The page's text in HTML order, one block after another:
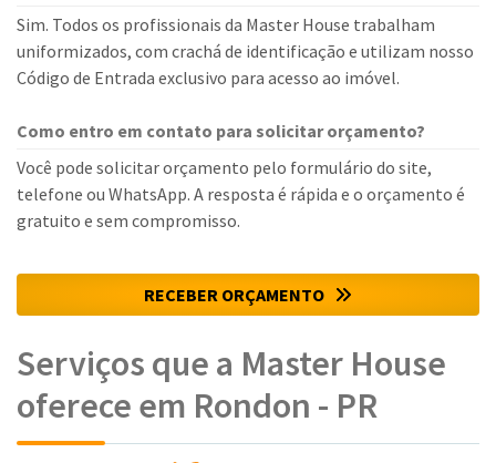
Sim. Todos os profissionais da Master House trabalham
uniformizados, com crachá de identificação e utilizam nosso
Código de Entrada exclusivo para acesso ao imóvel.
Como entro em contato para solicitar orçamento?
Você pode solicitar orçamento pelo formulário do site,
telefone ou WhatsApp. A resposta é rápida e o orçamento é
gratuito e sem compromisso.
RECEBER ORÇAMENTO
Serviços que a Master House
oferece em Rondon - PR